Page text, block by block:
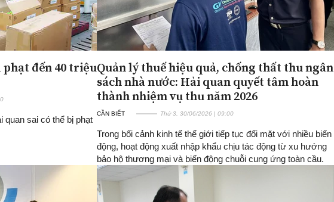
phạt đến 40 triệu
quan sai có thể bị phạt
Quản lý thuế hiệu quả, chống thất thu ngân
sách nhà nước: Hải quan quyết tâm hoàn
thành nhiệm vụ thu năm 2026
CẦN BIẾT Thứ 3, 30/06/2026 | 09:00
Trong bối cảnh kinh tế thế giới tiếp tục đối mặt với nhiều biến
động, hoạt động xuất nhập khẩu chịu tác động từ xu hướng
bảo hộ thương mại và biến động chuỗi cung ứng toàn cầu.